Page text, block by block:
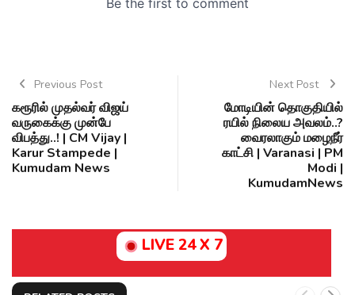
Previous Post
கரூரில் முதல்வர் விஜய்
வருகைக்கு முன்பே
விபத்து..! | CM Vijay |
Karur Stampede |
Kumudam News
Next Post
மோடியின் தொகுதியில்
ரயில் நிலைய அவலம்..?
வைரலாகும் மழைநீர்
காட்சி | Varanasi | PM
Modi |
KumudamNews
LIVE 24 X 7